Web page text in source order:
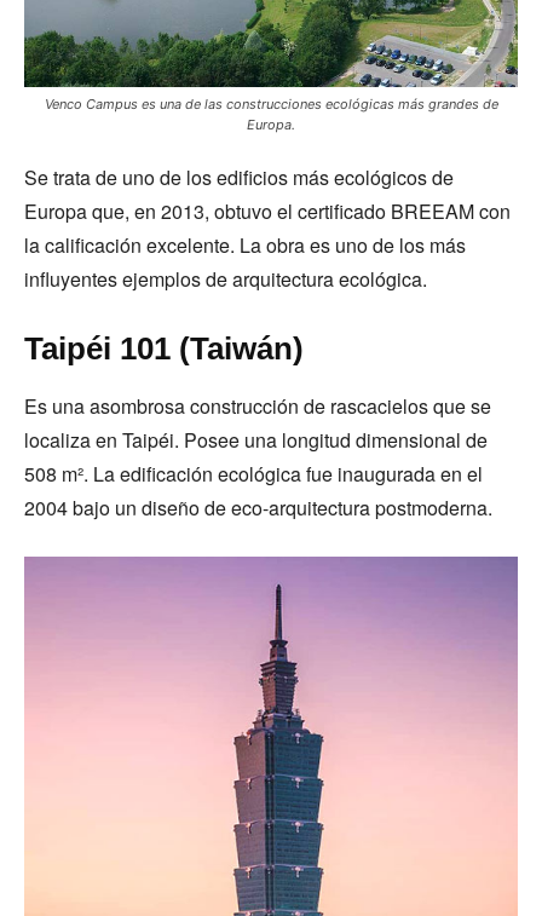
Venco Campus es una de las construcciones ecológicas más grandes de
Europa.
Se trata de uno de los edificios más ecológicos de
Europa que, en 2013, obtuvo el certificado BREEAM con
la calificación excelente. La obra es uno de los más
influyentes ejemplos de arquitectura ecológica.
Taipéi 101 (Taiwán)
Es una asombrosa construcción de rascacielos que se
localiza en Taipéi. Posee una longitud dimensional de
508 m². La edificación ecológica fue inaugurada en el
2004 bajo un diseño de eco-arquitectura postmoderna.